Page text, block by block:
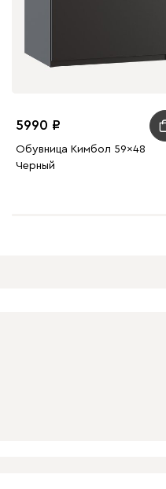
5990
Обувница Кимбол 59x48
Черный